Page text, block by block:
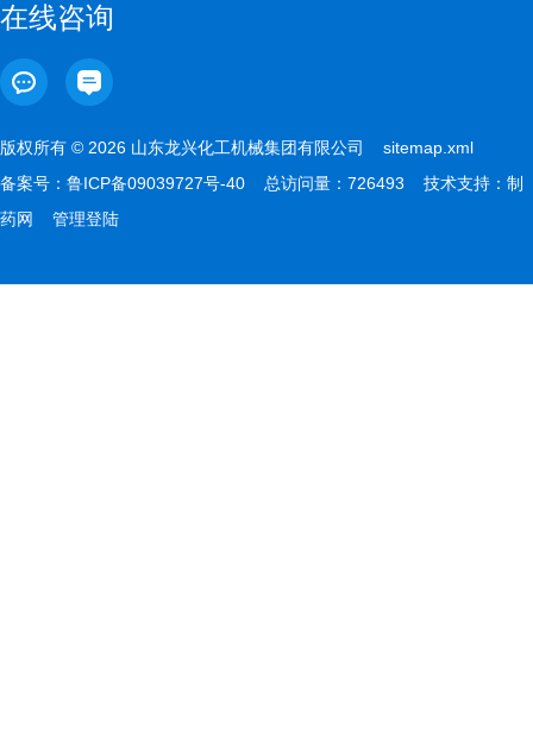
在线咨询
版权所有 © 2026 山东龙兴化工机械集团有限公司 sitemap.xml
备案号： 鲁ICP备09039727号-40 总访问量：726493 技术支持： 制
药网
管理登陆